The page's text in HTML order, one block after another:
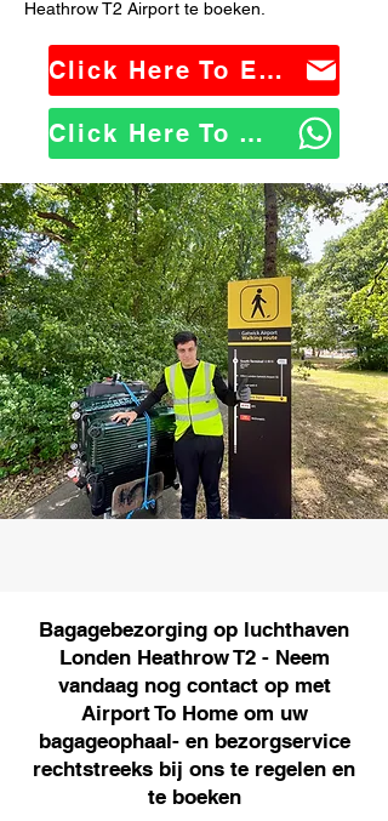
Heathrow T2 Airport te boeken.
Click Here To Email Us
Click Here To WhatsApp Us
Bagagebezorging op luchthaven
Londen Heathrow T2 - Neem
vandaag nog contact op met
Airport To Home om uw
bagageophaal- en bezorgservice
rechtstreeks bij ons te regelen en
te boeken